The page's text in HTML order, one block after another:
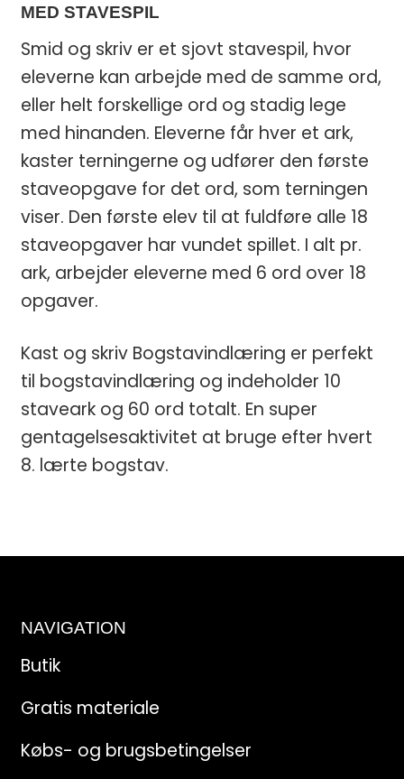
MED STAVESPIL
Smid og skriv er et sjovt stavespil, hvor
eleverne kan arbejde med de samme ord,
eller helt forskellige ord og stadig lege
med hinanden. Eleverne får hver et ark,
kaster terningerne og udfører den første
staveopgave for det ord, som terningen
viser. Den første elev til at fuldføre alle 18
staveopgaver har vundet spillet. I alt pr.
ark, arbejder eleverne med 6 ord over 18
opgaver.
Kast og skriv Bogstavindlæring er perfekt
til bogstavindlæring og indeholder 10
staveark og 60 ord totalt. En super
gentagelsesaktivitet at bruge efter hvert
8. lærte bogstav.
NAVIGATION
Butik
Gratis materiale
Købs- og brugsbetingelser